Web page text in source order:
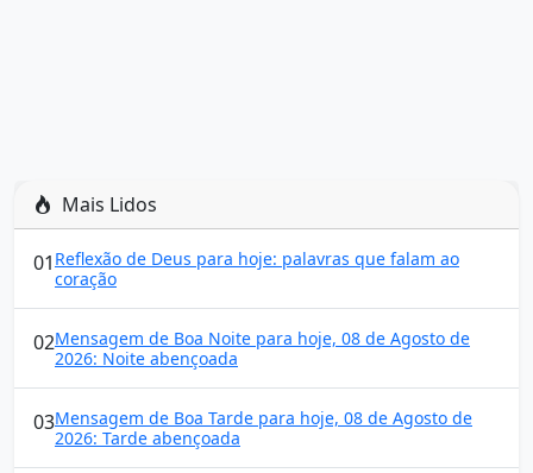
Mais Lidos
01 Reflexão de Deus para hoje: palavras que falam ao
coração
02Mensagem de Boa Noite para hoje, 08 de Agosto de
2026: Noite abençoada
03Mensagem de Boa Tarde para hoje, 08 de Agosto de
2026: Tarde abençoada